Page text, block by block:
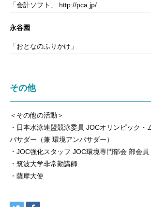
「会計ソフト」 http://pca.jp/
永谷園
「おとなのふりかけ」
その他
＜その他の活動＞
・日本水泳連盟競泳委員 JOCオリンピック・
バサダー（兼 環境アンバサダー）
・JOC強化スタッフ JOC環境専門部会 部会員
・筑波大学非常勤講師
・薩摩大使